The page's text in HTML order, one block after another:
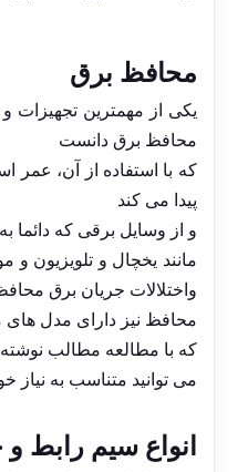
محافظ برق
یکی از مهمترین تجهیزات و
محافظ برق دانست
که با استفاده از آن، عمر
پیدا می کند
و از وسایل برقی که دائما
مانند یخچال و تلویزیون و
واختلالات جریان برق
محافظ نیز دارای مدل
که با مطالعه مطالب
می توانید متناسب به نیاز
انواع سیم رابط